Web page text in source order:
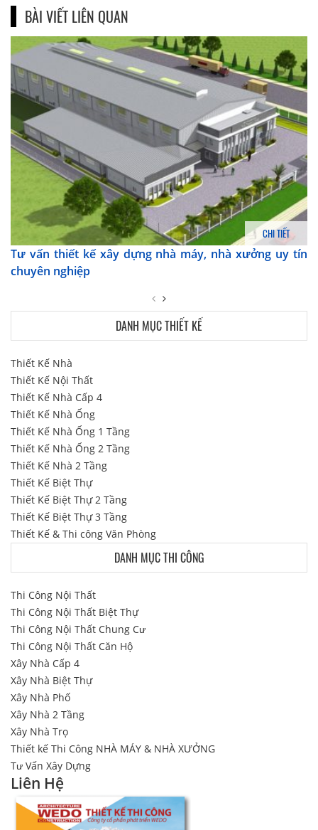
BÀI VIẾT LIÊN QUAN
CHI TIẾT
Tư vấn thiết kế xây dựng nhà máy, nhà xưởng uy tín
chuyên nghiệp
DANH MỤC THIẾT KẾ
Thiết Kế Nhà
Thiết Kế Nội Thất
Thiết Kế Nhà Cấp 4
Thiết Kế Nhà Ống
Thiết Kế Nhà Ống 1 Tầng
Thiết Kế Nhà Ống 2 Tầng
Thiết Kế Nhà 2 Tầng
Thiết Kế Biệt Thự
Thiết Kế Biệt Thự 2 Tầng
Thiết Kế Biệt Thự 3 Tầng
Thiết Kế & Thi công Văn Phòng
DANH MỤC THI CÔNG
Thi Công Nội Thất
Thi Công Nội Thất Biệt Thự
Thi Công Nội Thất Chung Cư
Thi Công Nội Thất Căn Hộ
Xây Nhà Cấp 4
Xây Nhà Biệt Thự
Xây Nhà Phố
Xây Nhà 2 Tầng
Xây Nhà Trọ
Thiết kế Thi Công NHÀ MÁY & NHÀ XƯỞNG
Tư Vấn Xây Dựng
Liên Hệ